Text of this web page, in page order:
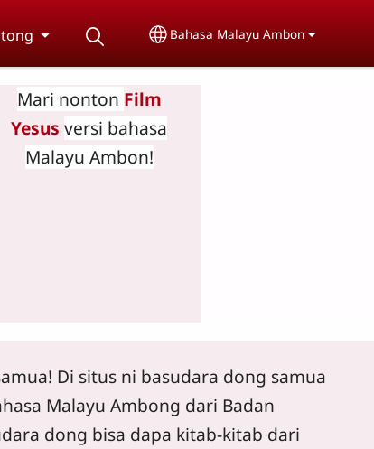
Select your language
Bahasa Malayu Ambon
Mari nonton Film
Yesusversi bahasa
Malayu Ambon!
Di situs ni basudara dong samua
Malayu Ambong dari Badan
dong bisa dapa kitab-kitab dari